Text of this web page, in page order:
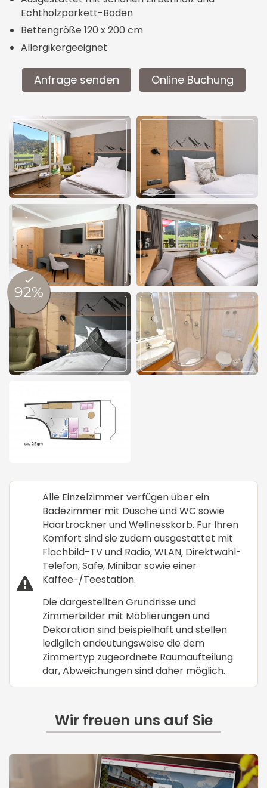
Echtholzparkett-Boden
Bettengröße 120 x 200 cm
Allergikergeeignet
Anfrage senden Online Buchung
Alle Einzelzimmer verfügen über ein
Badezimmer mit Dusche und WC sowie
Haartrockner und Wellnesskorb. Für Ihren
Komfort sind sie zudem ausgestattet mit
Flachbild-TV und Radio, WLAN, Direktwahl-
Telefon, Safe, Minibar sowie einer
Kaffee-/Teestation.
Die dargestellten Grundrisse und
Zimmerbilder mit Möblierungen und
Dekoration sind beispielhaft und stellen
lediglich andeutungsweise die dem
Zimmertyp zugeordnete Raumaufteilung
dar, Abweichungen sind daher möglich.
Wir freuen uns auf Sie